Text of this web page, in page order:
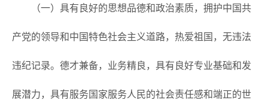
（一）具有良好的思想品德和政治素质，拥护中国共
产党的领导和中国特色社会主义道路，热爱祖国，无违法
违纪记录。德才兼备，业务精良，具有良好专业基础和发
展潜力，具有服务国家服务人民的社会责任感和端正的世